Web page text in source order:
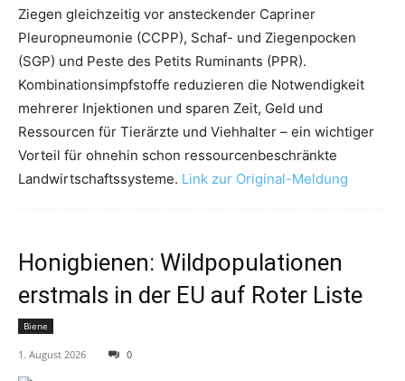
Ziegen gleichzeitig vor ansteckender Capriner
Pleuropneumonie (CCPP), Schaf- und Ziegenpocken
(SGP) und Peste des Petits Ruminants (PPR).
Kombinationsimpfstoffe reduzieren die Notwendigkeit
mehrerer Injektionen und sparen Zeit, Geld und
Ressourcen für Tierärzte und Viehhalter – ein wichtiger
Vorteil für ohnehin schon ressourcenbeschränkte
Landwirtschaftssysteme. Link zur Original-Meldung
Honigbienen: Wildpopulationen
erstmals in der EU auf Roter Liste
Biene
1. August 2026 0